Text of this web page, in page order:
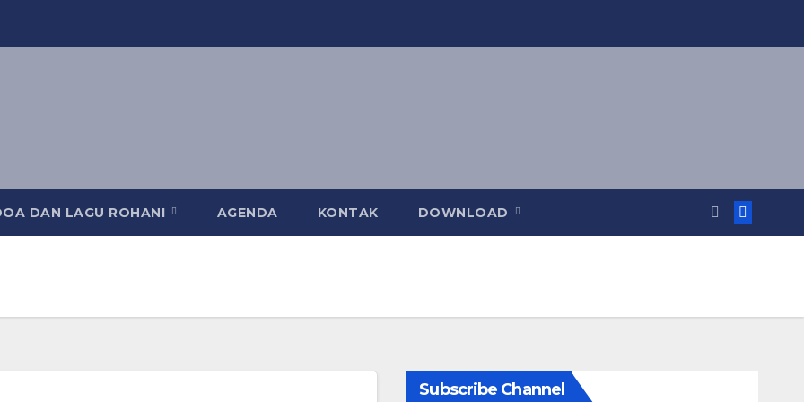
DAN LAGU ROHANI AGENDA KONTAK DOWNLOAD
Subscribe Channel